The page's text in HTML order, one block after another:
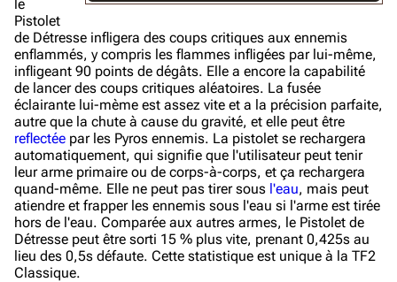
le
Pistolet
de Détresse infligera des coups critiques aux ennemis
enflammés, y compris les flammes infligées par lui-même,
infligeant 90 points de dégâts. Elle a encore la capabilité
de lancer des coups critiques aléatoires. La fusée
éclairante lui-mème est assez vite et a la précision parfaite,
autre que la chute à cause du gravité, et elle peut être
reflectée par les Pyros ennemis. La pistolet se rechargera
automatiquement, qui signifie que l'utilisateur peut tenir
leur arme primaire ou de corps-à-corps, et ça rechargera
quand-même. Elle ne peut pas tirer sous l'eau, mais peut
atiendre et frapper les ennemis sous l'eau si l'arme est tirée
hors de l'eau. Comparée aux autres armes, le Pistolet de
Détresse peut être sorti 15 % plus vite, prenant 0,425s au
lieu des 0,5s défaute. Cette statistique est unique à la TF2
Classique.